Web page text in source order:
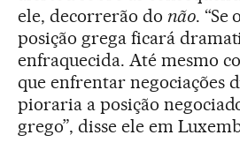
ele, decorrerão do não. “Se
posição grega ficará
enfraquecida. Até mesmo
que enfrentar negociações
pioraria a posição
grego”, disse ele em